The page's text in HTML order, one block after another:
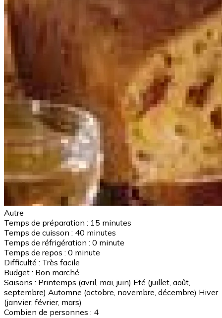
Autre
Temps de préparation : 15 minutes
Temps de cuisson : 40 minutes
Temps de réfrigération : 0 minute
Temps de repos : 0 minute
Difficulté : Très facile
Budget : Bon marché
Saisons : Printemps (avril, mai, juin) Eté (juillet, août,
septembre) Automne (octobre, novembre, décembre) Hiver
(janvier, février, mars)
Combien de personnes : 4